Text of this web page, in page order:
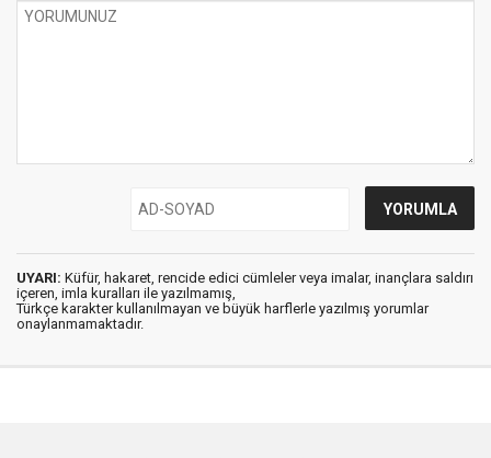
UYARI: Küfür, hakaret, rencide edici cümleler veya imalar, inançlara saldırı
içeren, imla kuralları ile yazılmamış,
Türkçe karakter kullanılmayan ve büyük harflerle yazılmış yorumlar
onaylanmamaktadır.